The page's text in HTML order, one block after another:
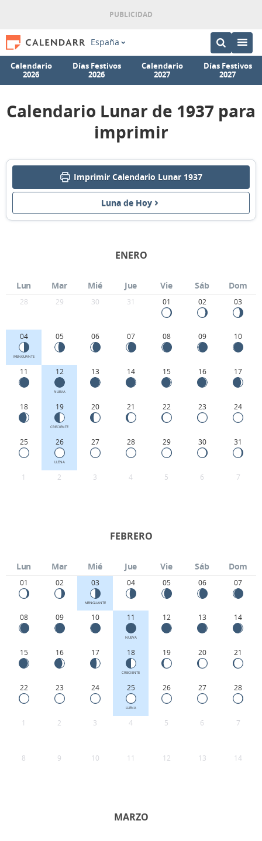
España
Calendario
2026
Días Festivos
2026
Calendario
2027
Días Festivos
2027
Calendario Lunar de 1937 para
imprimir
Imprimir Calendario Lunar 1937
Luna de Hoy
ENERO
Lun Mar Mié Jue Vie Sáb Dom
28 29 30 31 01 02 03
04
MENGUANTE
05 06 07 08 09 10
11 12
NUEVA
13 14 15 16 17
18 19
CRECIENTE
20 21 22 23 24
25 26
LLENA
27 28 29 30 31
1 2 3 4 5 6 7
FEBRERO
Lun Mar Mié Jue Vie Sáb Dom
01 02 03
MENGUANTE
04 05 06 07
08 09 10 11
NUEVA
12 13 14
15 16 17 18
CRECIENTE
19 20 21
22 23 24 25
LLENA
26 27 28
1 2 3 4 5 6 7
8 9 10 11 12 13 14
MARZO